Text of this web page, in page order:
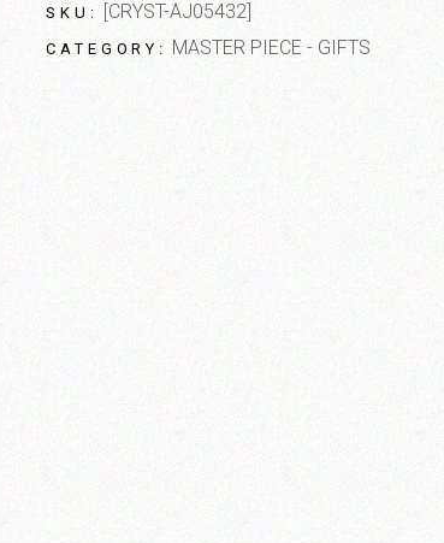
SKU: [CRYST-AJ05432]
CATEGORY: MASTER PIECE - GIFTS